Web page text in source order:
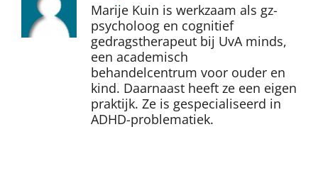
Auteurs
TDT Overzicht
Marije Kuin is werkzaam als gz-
psycholoog en cognitief
gedragstherapeut bij UvA minds,
een academisch
behandelcentrum voor ouder en
kind. Daarnaast heeft ze een eigen
praktijk. Ze is gespecialiseerd in
ADHD-problematiek.